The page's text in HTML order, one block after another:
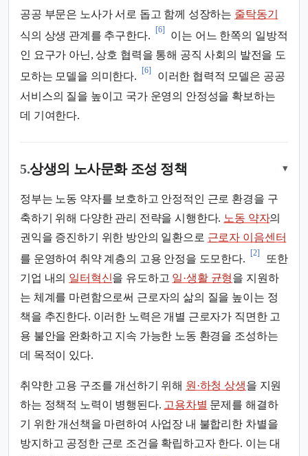
공공 부문은 노사가 서로 돕고 함께 성장하는 줄탁동기
식의 상생 관계를 추구한다.
[6]
이는 어느 한쪽의 일방적
인 요구가 아닌, 상호 협력을 통해 공직 사회의 발전을 도
모하는 모델을 의미한다.
[6]
이러한 협력적 모델은 공공
서비스의 질을 높이고 국가 운영의 안정성을 확보하는
데 기여한다.
5.상생의 노사문화 조성 정책 ▾
정부는 노동 약자를 보호하고 안정적인 근로 환경을 구
축하기 위해 다양한 관리 전략을 시행한다. 노동 약자의
권익을 증진하기 위한 방안의 일환으로 근로자 이음센터
를 운영하여 취약 계층의 고용 안정을 도모한다.
[2]
또한
기업 내의 일터혁신을 유도하고 일·생활 균형을 지원하
는 체계를 마련함으로써 근로자의 삶의 질을 높이는 정
책을 추진한다. 이러한 노력은 개별 근로자가 직면한 고
용 불안을 완화하고 지속 가능한 노동 환경을 조성하는
데 목적이 있다.
취약한 고용 구조를 개선하기 위해 원·하청 상생을 지원
하는 정책적 노력이 병행된다. 고용차별 문제를 해결하
기 위한 개선책을 마련하여 사업장 내 불합리한 차별을
방지하고 공정한 근로 조건을 확립하고자 한다. 이는 대